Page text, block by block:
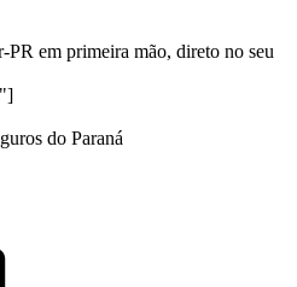
PR em primeira mão, direto no seu
do Paraná